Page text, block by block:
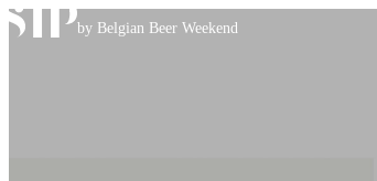
Skip to content
by Belgian Beer Weekend